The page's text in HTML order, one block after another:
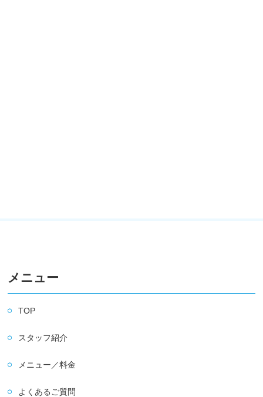
メニュー
TOP
スタッフ紹介
メニュー／料金
よくあるご質問